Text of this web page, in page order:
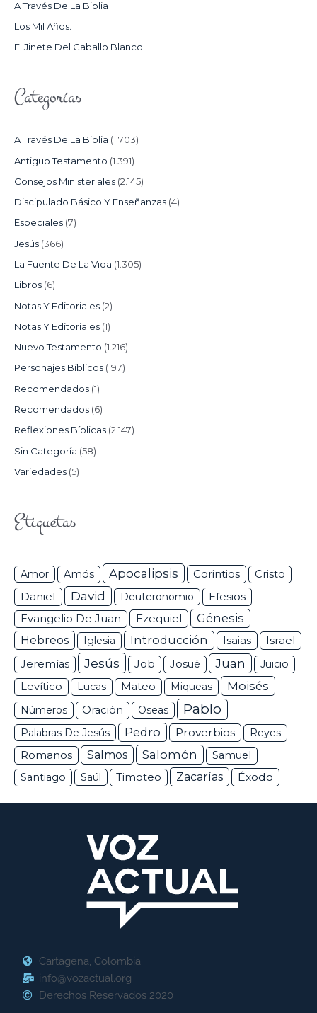
R
:
A Través De La Biblia
Los Mil Años.
El Jinete Del Caballo Blanco.
Categorías
A Través De La Biblia (1.703)
Antiguo Testamento (1.391)
Consejos Ministeriales (2.145)
Discipulado Básico Y Enseñanzas (4)
Especiales (7)
Jesús (366)
La Fuente De La Vida (1.305)
Libros (6)
Notas Y Editoriales (2)
Notas Y Editoriales (1)
Nuevo Testamento (1.216)
Personajes Bíblicos (197)
Recomendados (1)
Recomendados (6)
Reflexiones Bíblicas (2.147)
Sin Categoría (58)
Variedades (5)
Etiquetas
Amor Amós Apocalipsis Corintios Cristo
Daniel David Deuteronomio Efesios
Evangelio De Juan Ezequiel
Génesis
Hebreos
Iglesia Introducción Isaias Israel
Jeremías Jesús Job Josué Juan
Juicio
Levítico
Lucas Mateo Miqueas Moisés
Números Oración Oseas Pablo
Palabras De Jesús Pedro Proverbios Reyes
Romanos Salmos Salomón
Samuel
Santiago
Saúl Timoteo Zacarías Éxodo
Cartagena, Colombia
info@vozactual.org
Derechos Reservados 2020